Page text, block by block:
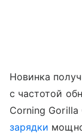
Новинка
с частотой
Corning
зарядки